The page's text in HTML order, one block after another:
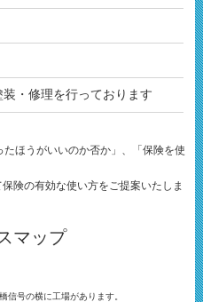
装・修理を行っております
ほうがいいのか否か」、「保険を使
険の有効な使い方をご提案いたしま
マップ
信号の横に工場があります。